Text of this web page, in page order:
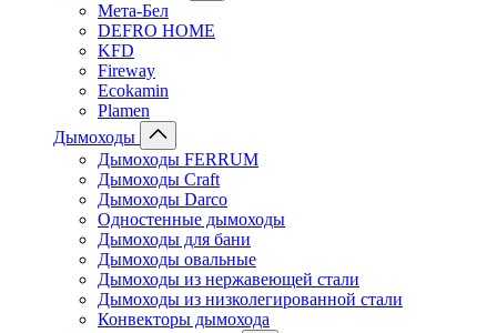
Мета-Бел
DEFRO HOME
KFD
Fireway
Ecokamin
Plamen
Дымоходы
Дымоходы FERRUM
Дымоходы Craft
Дымоходы Darco
Одностенные дымоходы
Дымоходы для бани
Дымоходы овальные
Дымоходы из нержавеющей стали
Дымоходы из низколегированной стали
Конвекторы дымохода